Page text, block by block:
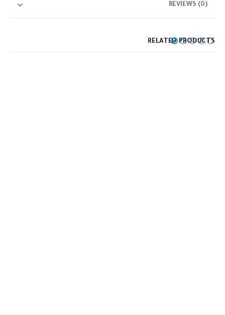
REVIEWS (0)
RELATED PRODUCTS